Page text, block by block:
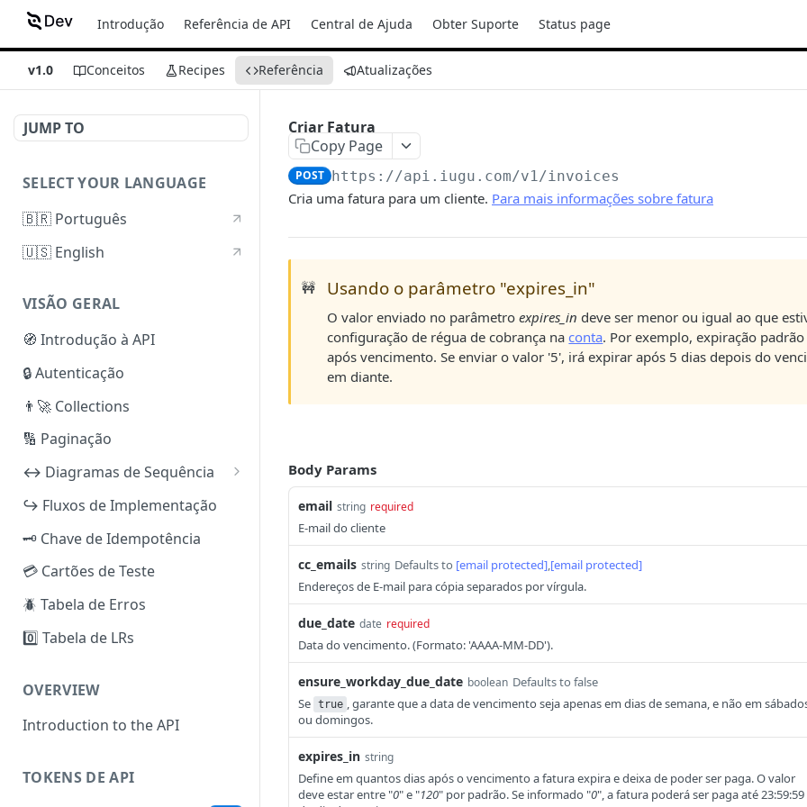
Introdução Referência de API Central de Ajuda Obter Suporte Status page
v1.0 Conceitos Recipes Referência Atualizações
JUMP TO
SELECT YOUR LANGUAGE
🇧🇷 Português
🇺🇸 English
VISÃO GERAL
🧭 Introdução à API
🔒 Autenticação
👨‍🚀 Collections
🔢 Paginação
↔️ Diagramas de Sequência
iuguCobrança
Reembolso [Boleto Bancário
iuguRecorrência
Transparente)
Cartão de Crédito (Checkout
Checkout iugu (todos os
métodos)
iuguBaaS
PIX/TED Out
iuguSplit
↪️ Fluxos de Implementação
🗝️ Chave de Idempotência
💳 Cartões de Teste
🪲 Tabela de Erros
0️⃣ Tabela de LRs
OVERVIEW
Introduction to the API
TOKENS DE API
Criar Fatura
Copy Page
POST https://api.iugu.com/v1/invoices
Cria uma fatura para um cliente. Para mais informações sobre fatura
🚧 Usando o parâmetro "expires_in"
O valor enviado no parâmetroexpires_in deve ser menor ou igual ao que
configuração de régua de cobrança na conta. Por exemplo, expiração
após vencimento. Se enviar o valor '5', irá expirar após 5 dias depois do
em diante.
Body Params
email string required
E-mail do cliente
cc_emails string Defaults to [email protected],[email protected]
Endereços de E-mail para cópia separados por vírgula.
due_date date required
Data do vencimento. (Formato: 'AAAA-MM-DD').
ensure_workday_due_date boolean Defaults to false
Se true , garante que a data de vencimento seja apenas em dias de semana, e não em
ou domingos.
expires_in string
Define em quantos dias após o vencimento a fatura expira e deixa de poder ser paga. O valor
deve estar entre "0" e "120" por padrão. Se informado "0", a fatura poderá ser paga até 23:59:59